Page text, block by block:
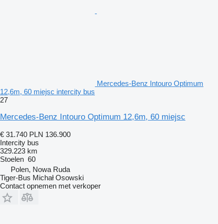
Mercedes-Benz Intouro Optimum
12,6m, 60 miejsc intercity bus
27
Mercedes-Benz Intouro Optimum 12,6m, 60 miejsc
€ 31.740 PLN 136.900
Intercity bus
329.223 km
Stoelen 60
Polen, Nowa Ruda
Tiger-Bus Michał Osowski
Contact opnemen met verkoper